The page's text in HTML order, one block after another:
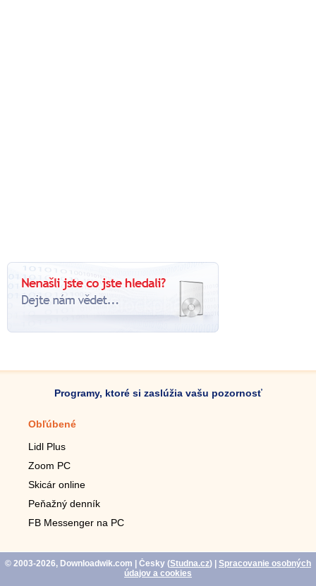
Programy, ktoré si zaslúžia vašu pozornosť
Obľúbené
Lidl Plus
Zoom PC
Skicár online
Peňažný denník
FB Messenger na PC
© 2003-2026, Downloadwik.com | Česky (Studna.cz)
Spracovanie osobných
údajov a cookies